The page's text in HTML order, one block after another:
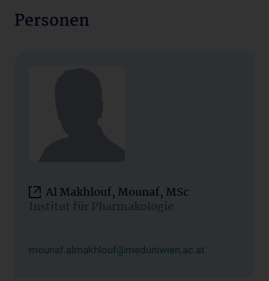
Personen
Al Makhlouf, Mounaf, MSc
Institut für Pharmakologie
mounaf.almakhlouf@meduniwien.ac.at